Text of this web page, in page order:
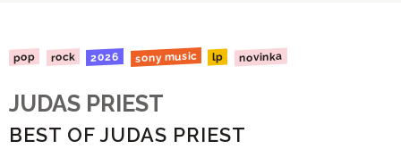
pop rock 2026 sony music lp novinka
JUDAS PRIEST
BEST OF JUDAS PRIEST